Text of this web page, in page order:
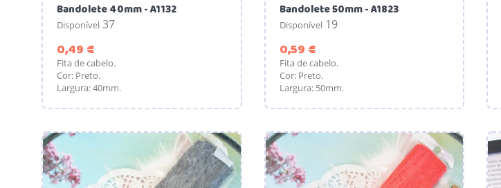
Bandolete 40mm - A1132
Disponível 37
0,49 €
Fita de cabelo.
Cor: Preto.
Largura: 40mm.
Bandolete 50mm - A1823
Disponível 19
0,59 €Preço
Fita de cabelo.
Cor: Preto.
Largura: 50mm.